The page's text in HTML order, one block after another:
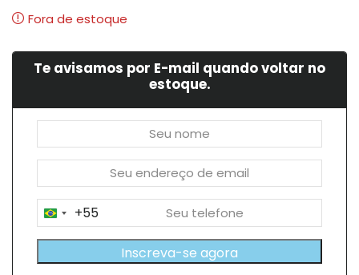
Fora de estoque
Te avisamos por E-mail quando voltar no
estoque.
Brazil
+55
+55
Inscreva-se agora